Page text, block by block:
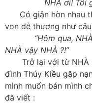
NHÀ ơi! Tôi gọi
Có giận hờn nhau
von dễ thương như
“Hôm qua,
NHÀ vậy NHÀ ?!”
Trở lại với từ NHÀ
đình Thúy Kiều gặp
mình muốn bán mình
đã viết :